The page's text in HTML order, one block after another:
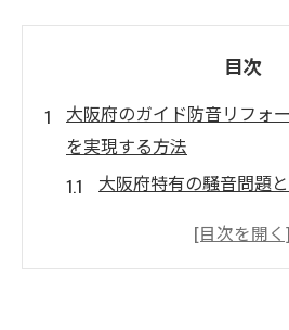
目次
大阪府のガイド防音リフォ
を実現する方法
大阪府特有の騒音問題
効果的な防音リフォー